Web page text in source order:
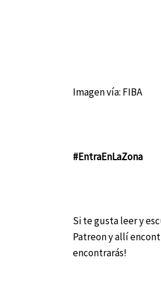
Imagen vía: FIBA
#EntraEnLaZona
Si te gusta leer y
Patreon y allí
encontrarás!